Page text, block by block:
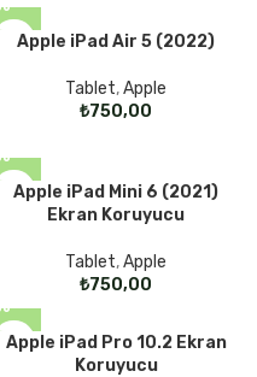
Apple iPad Air 5 (2022)
Tablet,Apple
₺
Apple iPad Mini 6 (2021)
Ekran Koruyucu
Tablet,Apple
₺
Apple iPad Pro 10.2 Ekran
Koruyucu